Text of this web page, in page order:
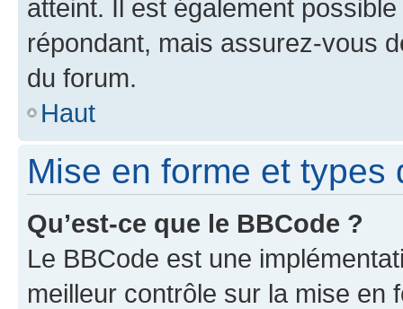
atteint. Il est également
répondant, mais assurez-vous
du forum.
Haut
Mise en forme et types
Qu’est-ce que le BBCode ?
Le BBCode est une
meilleur contrôle sur la mise en